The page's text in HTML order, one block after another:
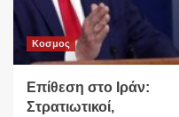
Κοσμος
Επίθεση στο Ιράν:
Στρατιωτικοί,